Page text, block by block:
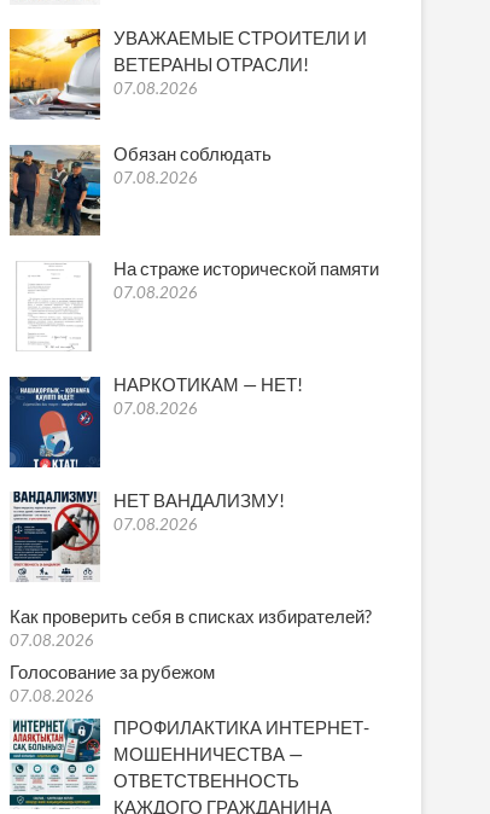
УВАЖАЕМЫЕ СТРОИТЕЛИ И
ВЕТЕРАНЫ ОТРАСЛИ!
07.08.2026
Обязан соблюдать
07.08.2026
На страже исторической памяти
07.08.2026
НАРКОТИКАМ — НЕТ!
07.08.2026
НЕТ ВАНДАЛИЗМУ!
07.08.2026
Как проверить себя в списках избирателей?
07.08.2026
Голосование за рубежом
07.08.2026
ПРОФИЛАКТИКА ИНТЕРНЕТ-
МОШЕННИЧЕСТВА —
ОТВЕТСТВЕННОСТЬ
КАЖДОГО ГРАЖДАНИНА